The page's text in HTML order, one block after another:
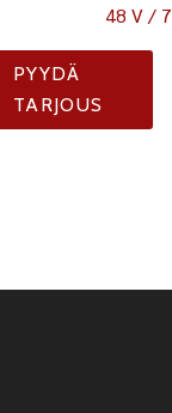
48 V /
PYYDÄ
TARJOUS